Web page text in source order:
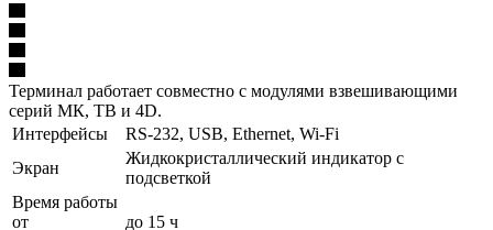
Терминал работает совместно с модулями взвешивающими
серий МК, ТВ и 4D.
Интерфейсы
RS-232, USB, Ethernet, Wi-Fi
Экран
Жидкокристаллический индикатор с
подсветкой
Время работы
от
до 15 ч